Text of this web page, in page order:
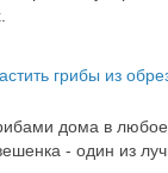
дома в
- один из